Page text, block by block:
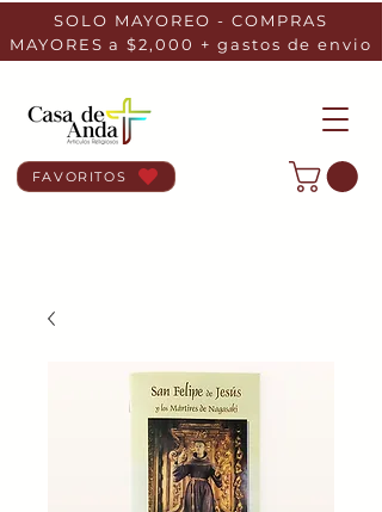
SOLO MAYOREO - COMPRAS
MAYORES a $2,000 + gastos de envio
FAVORITOS